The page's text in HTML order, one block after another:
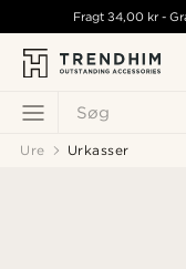
Søg
Fragt34,00 kr -
Ure Urkasser